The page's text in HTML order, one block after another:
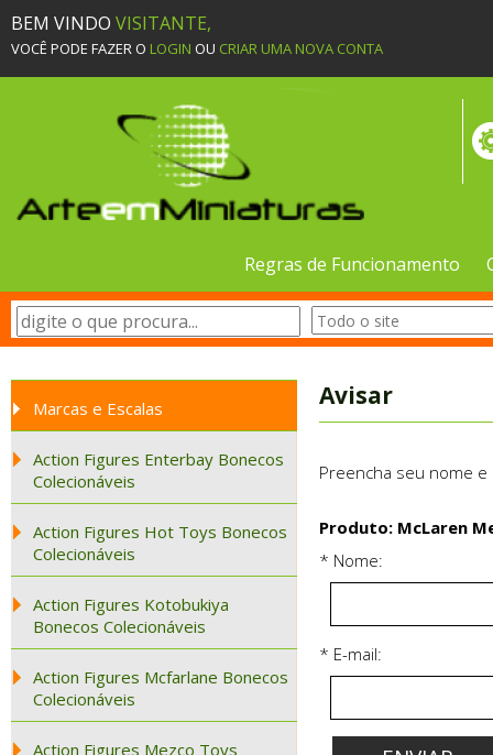
BEM VINDO VISITANTE,
VOCÊ PODE FAZER O LOGIN OU CRIAR UMA NOVA CONTA
Regras de Funcionamento
Marcas e Escalas
Action Figures Enterbay Bonecos
Colecionáveis
Action Figures Hot Toys Bonecos
Colecionáveis
Action Figures Kotobukiya
Bonecos Colecionáveis
Action Figures Mcfarlane Bonecos
Colecionáveis
Action Figures Mezco Toys
Avisar
Preencha seu nome
Produto: McLaren
* Nome:
* E-mail: